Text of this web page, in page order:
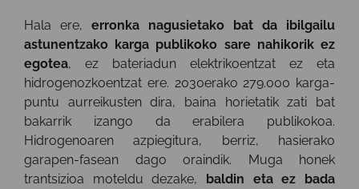
Hala ere, erronka nagusietako bat da ibilgailu
astunentzako karga publikoko sare nahikorik ez
egotea, ez bateriadun elektrikoentzat ez eta
hidrogenozkoentzat ere. 2030erako 279.000 karga-
puntu aurreikusten dira, baina horietatik zati bat
bakarrik izango da erabilera publikokoa.
Hidrogenoaren azpiegitura, berriz, hasierako
garapen-fasean dago oraindik. Muga honek
trantsizioa moteldu dezake, baldin eta ez bada